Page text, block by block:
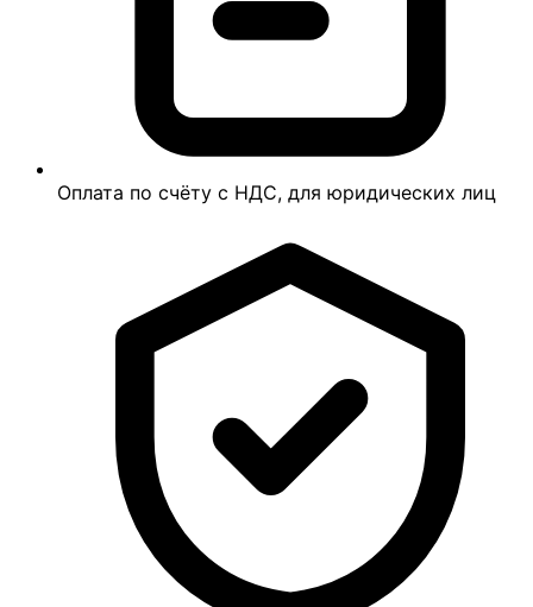
Оплата по счёту с НДС, для юридических лиц